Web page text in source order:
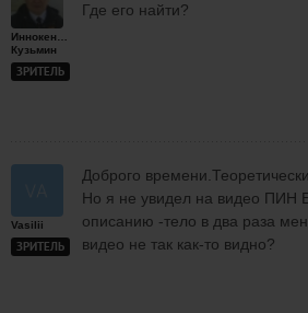
Иннокентий
Кузьмин
ЗРИТЕЛЬ
Где его найти?
Vasilii
ЗРИТЕЛЬ
Доброго
Но я не увидел на видео ПИН
описанию -тело в два раза
видео не так как-то видно?